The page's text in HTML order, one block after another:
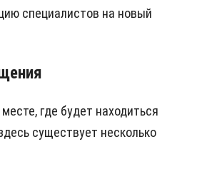
специалистов на новый
где будет находиться
существует несколько